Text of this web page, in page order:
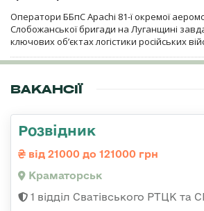
Оператори ББпС Apachi 81-ї окремої
Слобожанської бригади на Луганщині
ключових об’єктах логістики російських
ВАКАНСІЇ
Розвідник
від 21000 до 121000 грн
Краматорськ
1 відділ Сватівського РТЦК та